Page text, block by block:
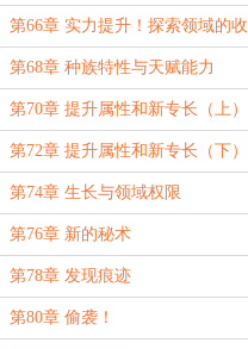
第66章 实力提升！探索领域的收
获！
第68章 种族特性与天赋能力
第70章 提升属性和新专长（上）
第72章 提升属性和新专长（下）
第74章 生长与领域权限
第76章 新的秘术
第78章 发现痕迹
第80章 偷袭！